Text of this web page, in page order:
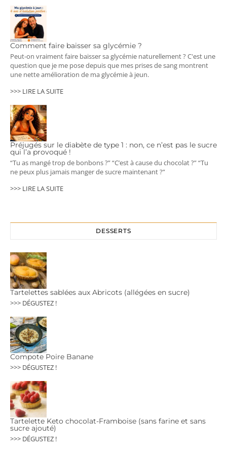
Comment faire baisser sa glycémie ?
Peut-on vraiment faire baisser sa glycémie naturellement ? C'est une
question que je me pose depuis que mes prises de sang montrent
une nette amélioration de ma glycémie à jeun.
>>> LIRE LA SUITE
Préjugés sur le diabète de type 1 : non, ce n’est pas le sucre
qui l’a provoqué !
“Tu as mangé trop de bonbons ?” “C’est à cause du chocolat ?” “Tu
ne peux plus jamais manger de sucre maintenant ?”
>>> LIRE LA SUITE
DESSERTS
Tartelettes sablées aux Abricots (allégées en sucre)
>>> DÉGUSTEZ !
Compote Poire Banane
>>> DÉGUSTEZ !
Tartelette Keto chocolat-Framboise (sans farine et sans
sucre ajouté)
>>> DÉGUSTEZ !